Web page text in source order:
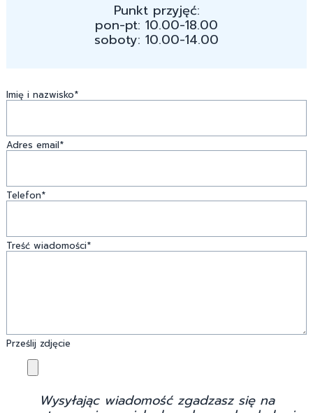
Punkt przyjęć:
pon-pt: 10.00-18.00
soboty: 10.00-14.00
Imię i nazwisko*
Adres email*
Telefon*
Treść wiadomości*
Prześlij zdjęcie
Wysyłając wiadomość zgadzasz się na